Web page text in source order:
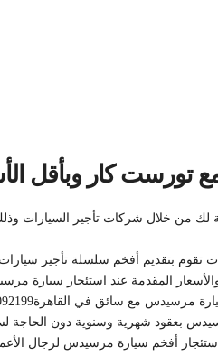
تورست كار وبأقل
لك من خلال شركات تأجير السيارات
تقوم بتقديم أفخم سلسلة تأجير
المقدمة عند استئجار سيارة
مع سائق في القاهرة01100092199.
بعقود شهرية وسنوية دون الحاجة
أفخم سيارة مرسيدس لرجال